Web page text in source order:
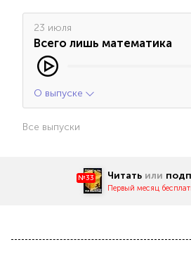
23 июля
Всего лишь математика
О выпуске
Все выпуски
№33 Читать или
Первый месяц